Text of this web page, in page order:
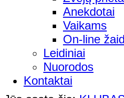
Anekdotai
Vaikams
On-line
Leidiniai
Nuorodos
Kontaktai